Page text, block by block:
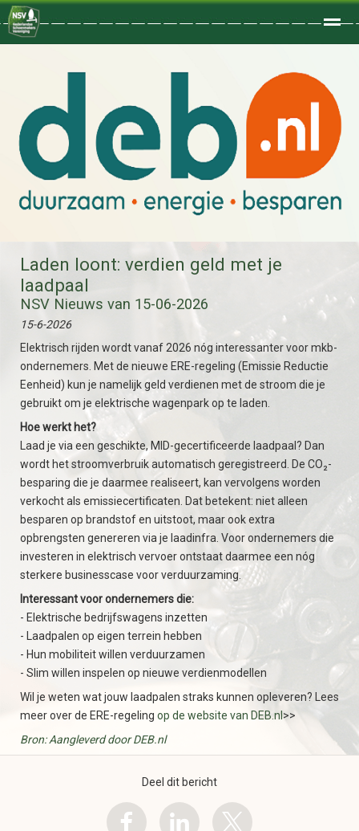
Home Zoeken Foto's
Laden loont: verdien geld met je
laadpaal
NSV Nieuws van 15-06-2026
15-6-2026
Elektrisch rijden wordt vanaf 2026 nóg interessanter voor mkb-
ondernemers. Met de nieuwe ERE-regeling (Emissie Reductie
Eenheid) kun je namelijk geld verdienen met de stroom die je
gebruikt om je elektrische wagenpark op te laden.
Hoe werkt het?
Laad je via een geschikte, MID-gecertificeerde laadpaal? Dan
wordt het stroomverbruik automatisch geregistreerd. De CO₂-
besparing die je daarmee realiseert, kan vervolgens worden
verkocht als emissiecertificaten. Dat betekent: niet alleen
besparen op brandstof en uitstoot, maar ook extra
opbrengsten genereren via je laadinfra. Voor ondernemers die
investeren in elektrisch vervoer ontstaat daarmee een nóg
sterkere businesscase voor verduurzaming.
Interessant voor ondernemers die:
- Elektrische bedrijfswagens inzetten
- Laadpalen op eigen terrein hebben
- Hun mobiliteit willen verduurzamen
- Slim willen inspelen op nieuwe verdienmodellen
Wil je weten wat jouw laadpalen straks kunnen opleveren? Lees
meer over de ERE-regeling op de website van DEB.nl >>
Bron: Aangleverd door DEB.nl
Deel dit bericht